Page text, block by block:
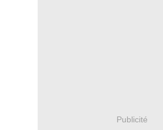
Publicité